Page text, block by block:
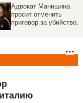
Адвокат Манишина
просит отменить
приговор за убийство